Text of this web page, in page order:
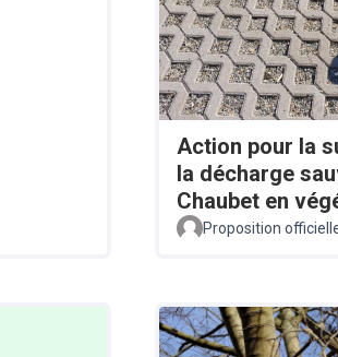
Action pour la
la décharge
Chaubet en
Proposition